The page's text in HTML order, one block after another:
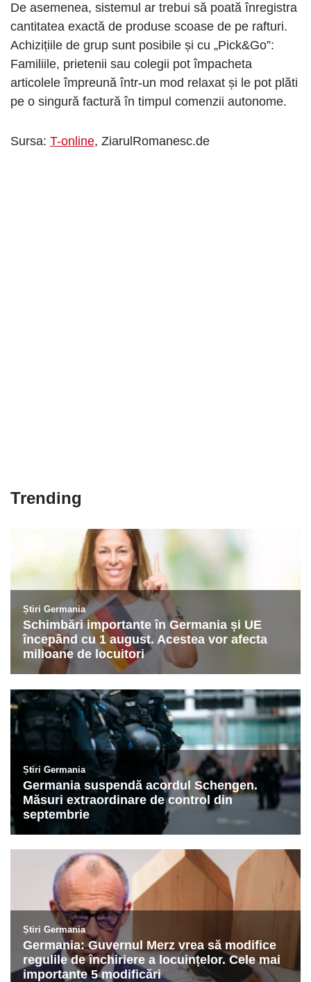
De asemenea, sistemul ar trebui să poată înregistra
cantitatea exactă de produse scoase de pe rafturi.
Achizițiile de grup sunt posibile și cu „Pick&Go”:
Familiile, prietenii sau colegii pot împacheta
articolele împreună într-un mod relaxat și le pot plăti
pe o singură factură în timpul comenzii autonome.
Sursa: T-online, ZiarulRomanesc.de
Trending